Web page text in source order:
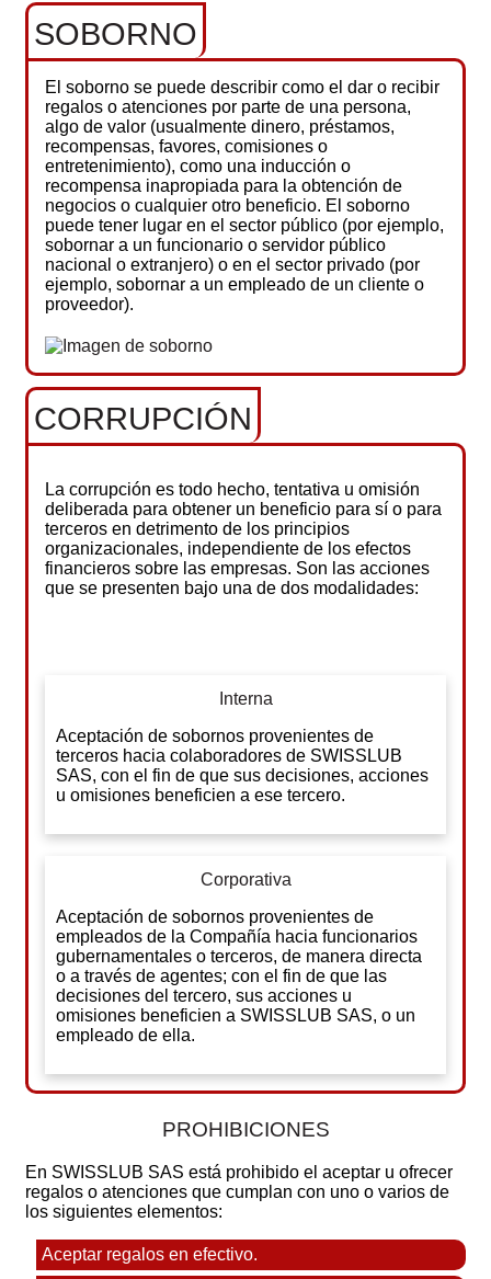
SOBORNO
El soborno se puede describir como el dar o recibir
regalos o atenciones por parte de una persona,
algo de valor (usualmente dinero, préstamos,
recompensas, favores, comisiones o
entretenimiento), como una inducción o
recompensa inapropiada para la obtención de
negocios o cualquier otro beneficio. El soborno
puede tener lugar en el sector público (por ejemplo,
sobornar a un funcionario o servidor público
nacional o extranjero) o en el sector privado (por
ejemplo, sobornar a un empleado de un cliente o
proveedor).
CORRUPCIÓN
La corrupción es todo hecho, tentativa u omisión
deliberada para obtener un beneficio para sí o para
terceros en detrimento de los principios
organizacionales, independiente de los efectos
financieros sobre las empresas. Son las acciones
que se presenten bajo una de dos modalidades:
Interna
Aceptación de sobornos provenientes de
terceros hacia colaboradores de SWISSLUB
SAS, con el fin de que sus decisiones, acciones
u omisiones beneficien a ese tercero.
Corporativa
Aceptación de sobornos provenientes de
empleados de la Compañía hacia funcionarios
gubernamentales o terceros, de manera directa
o a través de agentes; con el fin de que las
decisiones del tercero, sus acciones u
omisiones beneficien a SWISSLUB SAS, o un
empleado de ella.
PROHIBICIONES
En SWISSLUB SAS está prohibido el aceptar u ofrecer
regalos o atenciones que cumplan con uno o varios de
los siguientes elementos:
Aceptar regalos en efectivo.